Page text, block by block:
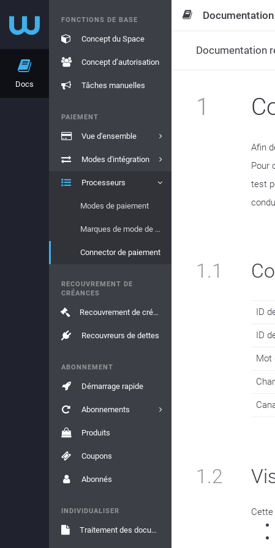
Docs
FONCTIONS DE BASE
Concept du Space
Concept d’autorisation
Tâches manuelles
PAIEMENT
Vue d'ensemble
Modes d'intégration
Processeurs
Modes de paiement
Marques de mode de paiement
Connector de paiement
RECOUVREMENT DE
CRÉANCES
Recouvrement de créances
Recouvreurs de dettes
ABONNEMENT
Démarrage rapide
Abonnements
Produits
Coupons
Abonnés
INDIVIDUALISER
Traitement des documents
Documentation
Documentation
1
Afin
Pour
test
1.1
ID
ID
Mot
1.2